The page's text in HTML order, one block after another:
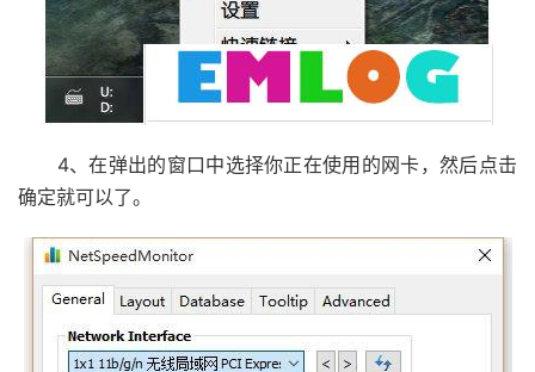
4、在弹出的窗口中选择你正在使用的网卡，然后点击
确定就可以了。